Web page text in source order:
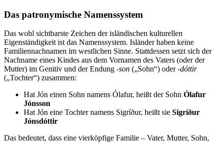
Das patronymische Namenssystem
Das wohl sichtbarste Zeichen der isländischen kulturellen
Eigenständigkeit ist das Namenssystem. Isländer haben keine
Familiennachnamen im westlichen Sinne. Stattdessen setzt sich der
Nachname eines Kindes aus dem Vornamen des Vaters (oder der
Mutter) im Genitiv und der Endung -son („Sohn“) oder-dóttir
(„Tochter“) zusammen:
Hat Jón einen Sohn namens Ólafur, heißt der Sohn Ólafur
Jónsson
Hat Jón eine Tochter namens Sigríður, heißt sie Sigríður
Jónsdóttir
Das bedeutet, dass eine vierköpfige Familie – Vater, Mutter, Sohn,